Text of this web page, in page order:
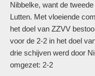
Nibbelke, want de
Lutten. Met vloeiende
het doel van ZZVV
voor de 2-2 in het doel
drie schijven werd door
omgezet: 2-2